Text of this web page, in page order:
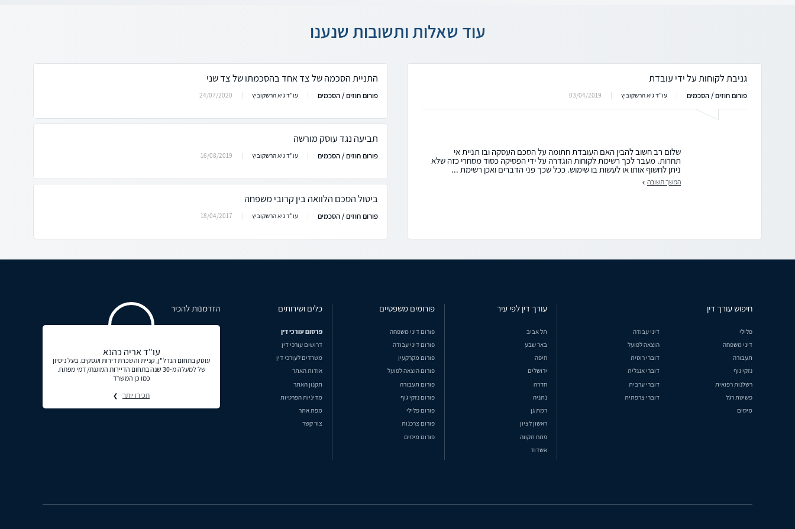
עוד שאלות ותשובות שנענו
גניבת לקוחות על ידי עובדת
פורום חוזים / הסכמים עו"ד גיא הרשקוביץ 03/04/2019
שלום רב חשוב להבין האם העובדת חתומה על הסכם העסקה ובו תניית אי
תחרות. מעבר לכך רשימת לקוחות הוגדרה על ידי הפסיקה כסוד מסחרי כזה שלא
ניתן לחשוף אותו או לעשות בו שימוש. ככל שכך פני הדברים ואכן רשימת ...
המשך תשובה
התניית הסכמה של צד אחד בהסכמתו של צד שני
פורום חוזים / הסכמים עו"ד גיא הרשקוביץ 24/07/2020
תביעה נגד עוסק מורשה
פורום חוזים / הסכמים עו"ד גיא הרשקוביץ 16/08/2019
ביטול הסכם הלוואה בין קרובי משפחה
פורום חוזים / הסכמים עו"ד גיא הרשקוביץ 18/04/2017
חיפוש עורך דין
פלילי
דיני עבודה
דיני משפחה
הוצאה לפועל
תעבורה
דוברי רוסית
נזקי גוף
דוברי אנגלית
רשלנות רפואית
דוברי ערבית
פשיטת רגל
דוברי צרפתית
מיסים
עורך דין לפי עיר
תל אביב
באר שבע
חיפה
ירושלים
חדרה
נתניה
רמת גן
ראשון לציון
פתח תקווה
אשדוד
פורומים משפטיים
פורום דיני משפחה
פורום דיני עבודה
פורום מקרקעין
פורום הוצאה לפועל
פורום תעבורה
פורום נזקי גוף
פורום פלילי
פורום צרכנות
פורום מיסים
כלים ושירותים
פרסום עורכי דין
דרושים עורכי דין
משרדים לעורכי דין
אודות האתר
תקנון האתר
מדיניות הפרטיות
מפת אתר
צור קשר
הזדמנות להכיר
עו"ד אריה כהנא
עוסק בתחום הנדל"ן, קניית והשכרת דירות ועסקים. בעל ניסיון
של למעלה מ-30 שנה בתחום הדיירות המוגנת/ דמי מפתח.
כמו כן המשרד
תכירו יותר